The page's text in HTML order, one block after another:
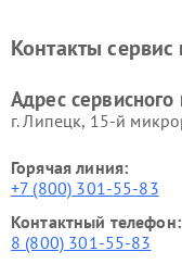
Контакты сервис
Адрес
г. Липецк, 15-й
Горячая линия:
+7 (800) 301-55-83
Контактный телефон:
8 (800) 301-55-83